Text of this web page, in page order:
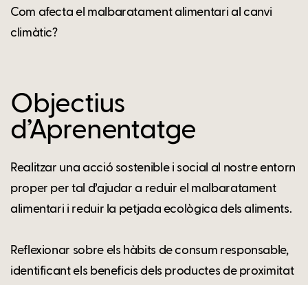
Com afecta el malbaratament alimentari al canvi
climàtic?
Objectius
d’Aprenentatge
Realitzar una acció sostenible i social al nostre entorn
proper per tal d’ajudar a reduir el malbaratament
alimentari i reduir la petjada ecològica dels aliments.
Reflexionar sobre els hàbits de consum responsable,
identificant els beneficis dels productes de proximitat